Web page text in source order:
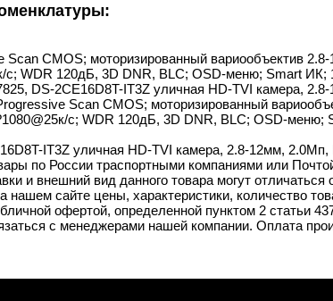
CMOS; моторизированный вариообъектив
с; WDR 120дБ, 3D DNR, BLC; OSD-меню; Smart ИК;
DS-2CE16D8T-IT3Z уличная HD-TVI камера,
Scan CMOS; моторизированный
с; WDR 120дБ, 3D DNR, BLC; OSD-меню;
IT3Z уличная HD-TVI камера, 2.8-12мм,
по России траспортными компаниями или
и внешний вид данного товара могут
нашем сайте цены, характеристики, количество
офертой, определенной пунктом 2 статьи
с менеджерами нашей компании. Оплата